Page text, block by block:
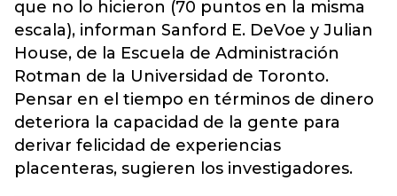
que no lo hicieron (70 puntos en la misma
escala), informan Sanford E. DeVoe y Julian
House, de la Escuela de Administración
Rotman de la Universidad de Toronto.
Pensar en el tiempo en términos de dinero
deteriora la capacidad de la gente para
derivar felicidad de experiencias
placenteras, sugieren los investigadores.